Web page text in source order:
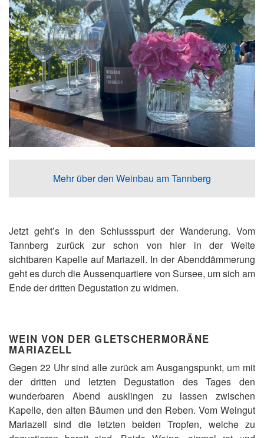
Mehr über den Weinbau am Tannberg
Jetzt geht’s in den Schlussspurt der Wanderung. Vom
Tannberg zurück zur schon von hier in der Weite
sichtbaren Kapelle auf Mariazell. In der Abenddämmerung
geht es durch die Aussenquartiere von Sursee, um sich am
Ende der dritten Degustation zu widmen.
WEIN VON DER GLETSCHERMORÄNE
MARIAZELL
Gegen 22 Uhr sind alle zurück am Ausgangspunkt, um mit
der dritten und letzten Degustation des Tages den
wunderbaren Abend ausklingen zu lassen zwischen
Kapelle, den alten Bäumen und den Reben. Vom Weingut
Mariazell sind die letzten beiden Tropfen, welche zu